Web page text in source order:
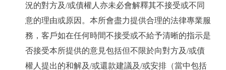
況的對方及/或債權人亦未必會解釋其不接受或不同
意的理由或原因。本所會盡力提供合理的法律專業服
務，客戶如在任何時間不接受或不給予清晰的指示是
否接受本所提供的意見包括但不限於向對方及/或債
權人提出的和解及/或還款建議及/或安排（當中包括